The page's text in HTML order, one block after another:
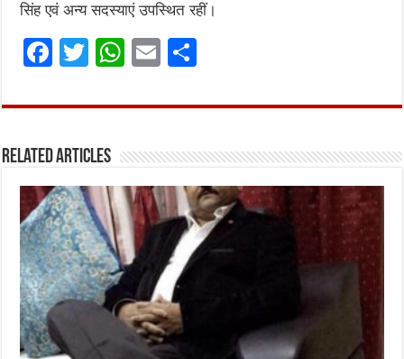
सिंह एवं अन्य सदस्याएं उपस्थित रहीं।
F
ce
o
o
k
T
it
r
W
at
A
p
p
E
ai ar
Related Articles